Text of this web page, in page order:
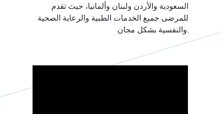
السعودية والأردن ولبنان وألمانيا، حيث تقدم
للمرضى جميع الخدمات الطبية والرعاية الصحية
والنفسية بشكل مجان.